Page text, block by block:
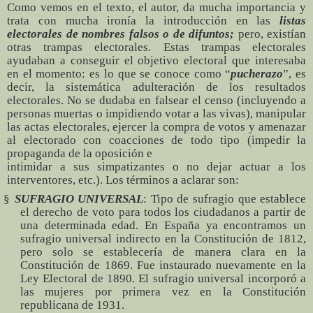
Como vemos en el texto, el autor, da mucha importancia y
trata con mucha ironía la introducción en las listas
electorales de nombres falsos o de difuntos; pero, existían
otras trampas electorales. Estas trampas electorales
ayudaban a conseguir el objetivo electoral que interesaba
en el momento: es lo que se conoce como “pucherazo”, es
decir, la sistemática adulteración de los resultados
electorales. No se dudaba en falsear el censo (incluyendo a
personas muertas o impidiendo votar a las vivas), manipular
las actas electorales, ejercer la compra de votos y amenazar
al electorado con coacciones de todo tipo (impedir la
propaganda de la oposición e
intimidar a sus simpatizantes o no dejar actuar a los
interventores, etc.). Los términos a aclarar son:
§ SUFRAGIO UNIVERSAL: Tipo de sufragio que establece
el derecho de voto para todos los ciudadanos a partir de
una determinada edad. En España ya encontramos un
sufragio universal indirecto en la Constitución de 1812,
pero solo se establecería de manera clara en la
Constitución de 1869. Fue instaurado nuevamente en la
Ley Electoral de 1890. El sufragio universal incorporó a
las mujeres por primera vez en la Constitución
republicana de 1931.